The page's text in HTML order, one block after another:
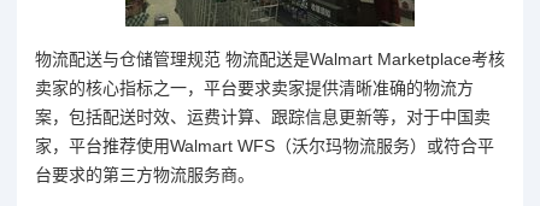
物流配送与仓储管理规范 物流配送是Walmart Marketplace考核
卖家的核心指标之一，平台要求卖家提供清晰准确的物流方
案，包括配送时效、运费计算、跟踪信息更新等，对于中国卖
家，平台推荐使用Walmart WFS（沃尔玛物流服务）或符合平
台要求的第三方物流服务商。